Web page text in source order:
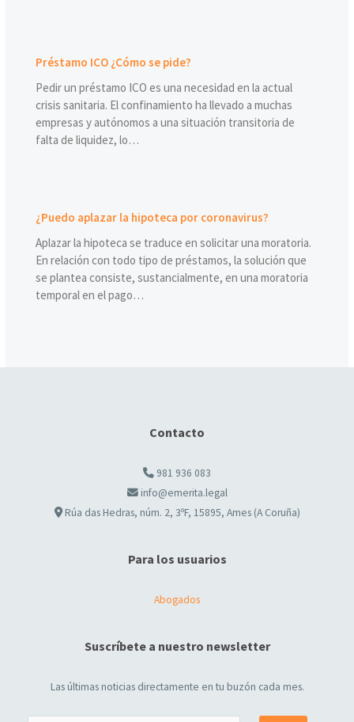
Préstamo ICO ¿Cómo se pide?
Pedir un préstamo ICO es una necesidad en la actual
crisis sanitaria. El confinamiento ha llevado a muchas
empresas y autónomos a una situación transitoria de
falta de liquidez, lo…
¿Puedo aplazar la hipoteca por coronavirus?
Aplazar la hipoteca se traduce en solicitar una moratoria.
En relación con todo tipo de préstamos, la solución que
se plantea consiste, sustancialmente, en una moratoria
temporal en el pago…
Contacto
981 936 083
info@emerita.legal
Rúa das Hedras, núm. 2, 3ºF, 15895, Ames (A Coruña)
Para los usuarios
Abogados
Suscríbete a nuestro newsletter
Las últimas noticias directamente en tu buzón cada mes.